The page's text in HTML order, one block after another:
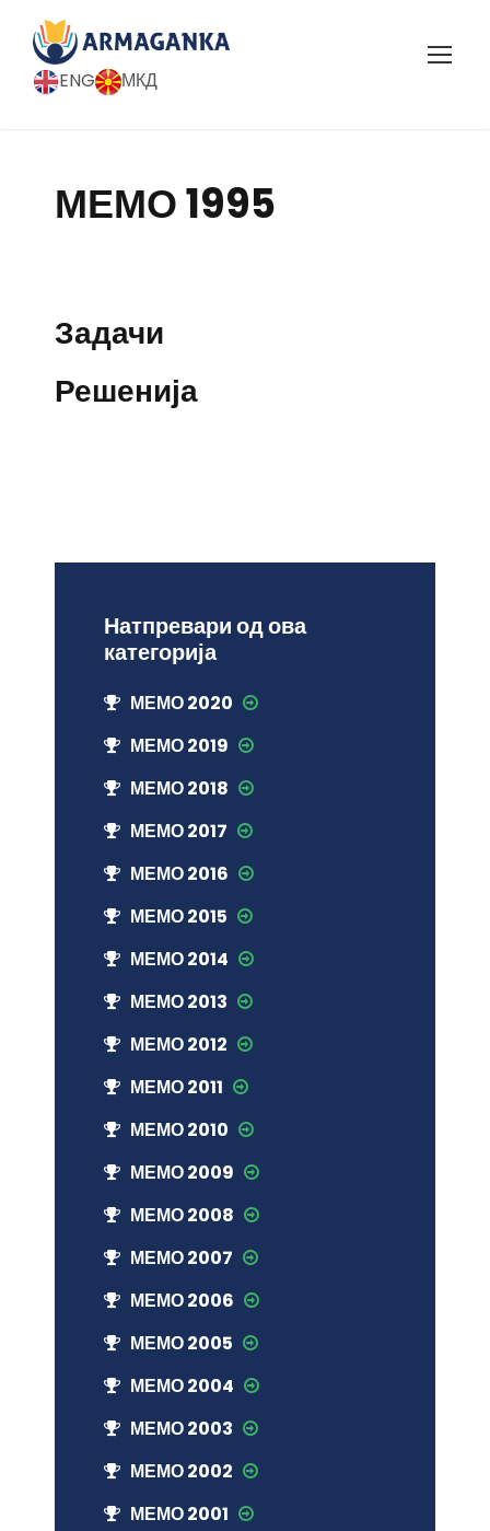
ENG МКД
МЕМО 1995
Задачи
Решенија
Натпревари од ова
категорија
МЕМО 2020
МЕМО 2019
МЕМО 2018
МЕМО 2017
МЕМО 2016
МЕМО 2015
МЕМО 2014
МЕМО 2013
МЕМО 2012
МЕМО 2011
МЕМО 2010
МЕМО 2009
МЕМО 2008
МЕМО 2007
МЕМО 2006
МЕМО 2005
МЕМО 2004
МЕМО 2003
МЕМО 2002
МЕМО 2001